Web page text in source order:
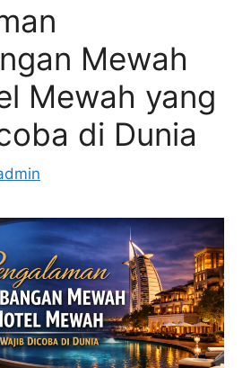
Mewah
Mewah yang
di Dunia